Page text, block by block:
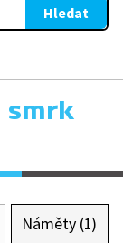
Hledat
smrk
Náměty (1)